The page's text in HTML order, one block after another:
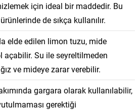
için ideal bir maddedir. Bu
de sıkça kullanılır.
elde edilen limon tuzu, mide
açabilir. Su ile seyreltilmeden
ve mideye zarar verebilir.
gargara olarak kullanılabilir,
gerektiği